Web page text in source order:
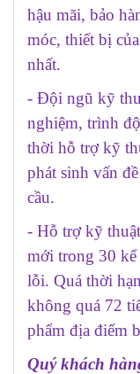
hậu mãi, bảo
móc, thiết bị
nhất.
- Đội ngũ kỹ
nghiệm, trình
thời hỗ trợ kỹ
phát sinh vấn
cầu.
- Hỗ trợ kỹ
mới trong 30 kể
lỗi. Quá thời
không quá 72
phẩm địa điểm
Quý khách